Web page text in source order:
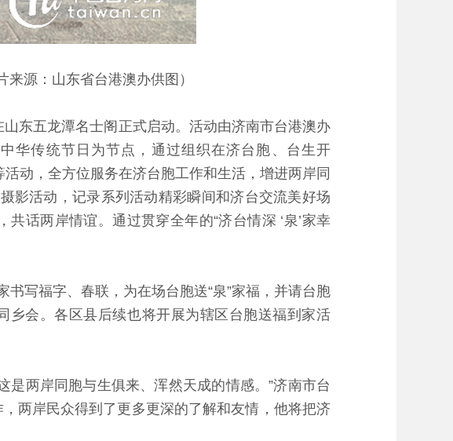
来源：山东省台港澳办供图）
东五龙潭名士阁正式启动。活动由济南市台港澳办
华传统节日为节点，通过组织在济台胞、台生开
活动，全方位服务在济台胞工作和生活，增进两岸同
影活动，记录系列活动精彩瞬间和济台交流美好场
话两岸情谊。通过贯穿全年的“济台情深 ‘泉’家幸
写福字、春联，为在场台胞送“泉”家福，并请台胞
乡会。各区县后续也将开展为辖区台胞送福到家活
两岸同胞与生俱来、浑然天成的情感。”济南市台
两岸民众得到了更多更深的了解和友情，他将把济